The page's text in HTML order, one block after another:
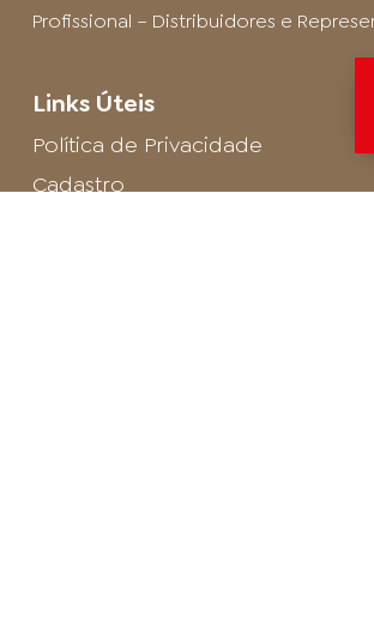
Profissional – Distribuidores e
Links Úteis
Política de Privacidade
Cadastro